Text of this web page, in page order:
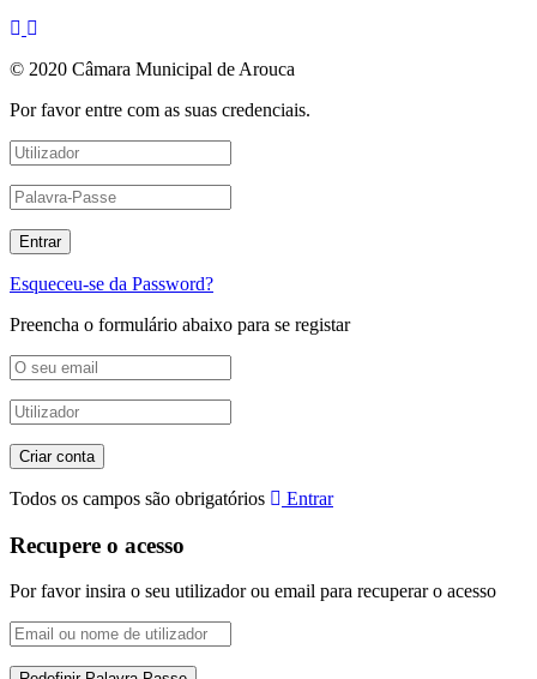
© 2020 Câmara Municipal de Arouca
Por favor entre com as suas credenciais.
Esqueceu-se da Password?
Preencha o formulário abaixo para se registar
Todos os campos são obrigatórios Entrar
Recupere o acesso
Por favor insira o seu utilizador ou email para recuperar o acesso